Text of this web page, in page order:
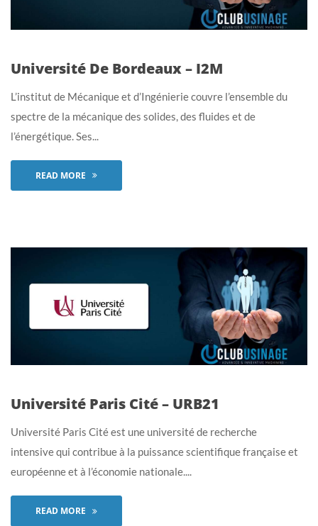
Université De Bordeaux – I2M
L’institut de Mécanique et d’Ingénierie couvre l’ensemble du
spectre de la mécanique des solides, des fluides et de
l’énergétique. Ses...
READ MORE
Université Paris Cité – URB21
Université Paris Cité est une université de recherche
intensive qui contribue à la puissance scientifique française et
européenne et à l’économie nationale....
READ MORE